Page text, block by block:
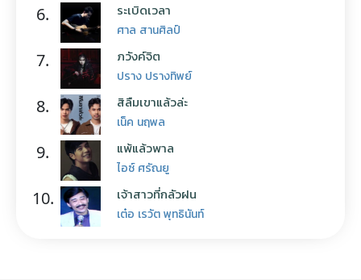
6. ระเบิดเวลา
ศาล สานศิลป์
7. ภวังค์จิต
ปราง ปรางทิพย์
8. สิลืมเขาแล้วล่ะ
เน็ค นฤพล
9. แพ้แล้วพาล
ไอซ์ ศรัณยู
10. เจ้าสาวที่กลัวฝน
เต๋อ เรวัต พุทธินันท์